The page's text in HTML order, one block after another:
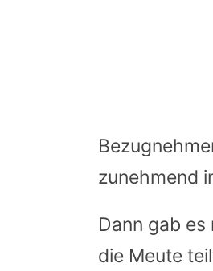
zunehmend
Dann gab
die Meute